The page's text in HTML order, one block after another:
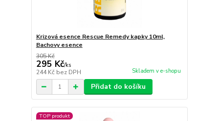
Krizová esence Rescue Remedy kapky 10ml,
Bachovy esence
305 Kč
295 Kč/ks
244 Kč bez DPH Skladem v e-shopu
Přidat do košíku
TOP produkt